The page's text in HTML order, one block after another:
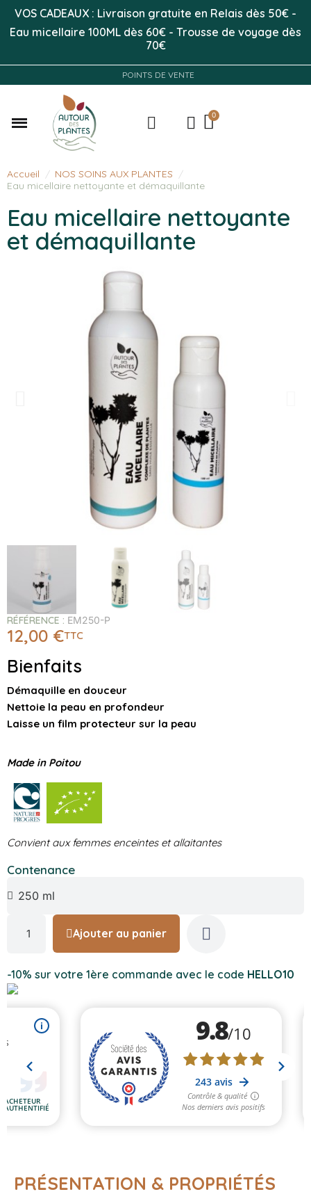
VOS CADEAUX : Livraison gratuite en Relais dès 50€ -
Eau micellaire 100ML dès 60€ - Trousse de voyage dès
70€
POINTS DE VENTE
Accueil
NOS SOINS AUX PLANTES
Eau micellaire nettoyante et démaquillante
Eau micellaire nettoyante
et démaquillante
RÉFÉRENCE EM250-P
12,00 €TTC
Bienfaits
Démaquille en douceur
Nettoie la peau en profondeur
Laisse un film protecteur sur la peau
Made in Poitou
Convient aux femmes enceintes et allaitantes
Contenance
Ajouter au panier
-10% sur votre 1ère commande avec le code HELLO10
PRÉSENTATION & PROPRIÉTÉS